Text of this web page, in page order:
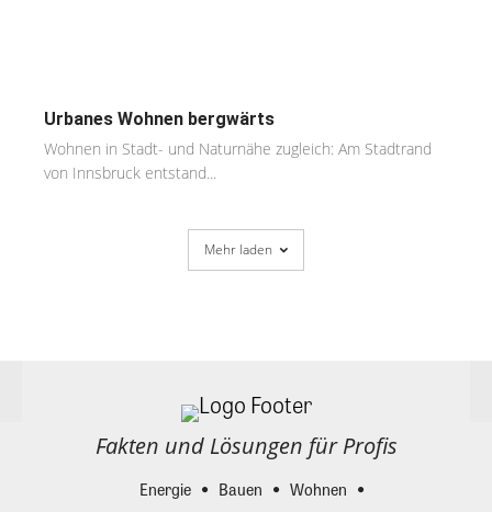
Urbanes Wohnen bergwärts
Wohnen in Stadt- und Naturnähe zugleich: Am Stadtrand
von Innsbruck entstand...
Mehr laden
Fakten und Lösungen für Profis
Energie Bauen
Wohnen